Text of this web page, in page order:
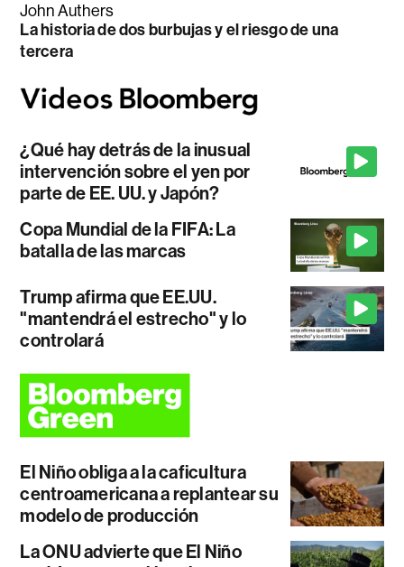
John Authers
La historia de dos burbujas y el riesgo de una
tercera
¿Qué hay detrás de la inusual
intervención sobre el yen por
parte de EE. UU. y Japón?
Copa Mundial de la FIFA: La
batalla de las marcas
Trump afirma que EE.UU.
"mantendrá el estrecho" y lo
controlará
El Niño obliga a la caficultura
centroamericana a replantear su
modelo de producción
La ONU advierte que El Niño